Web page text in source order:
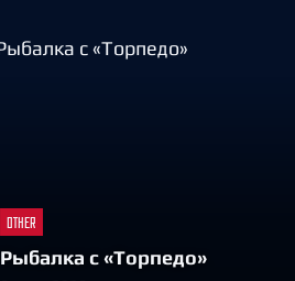
OTHER
Рыбалка с «Торпедо»